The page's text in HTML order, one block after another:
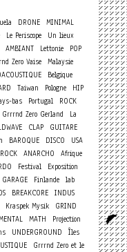
DRONE MINIMAL
Le Periscope
Un lieux
AMBIANT Lettonie
POP
Zero Vaise
Malaysie
Belgique
Taiwan Pologne
HIP
bas Portugal
ROCK
Grrrnd Zero Gerland
La
CLAP
GUITARE
BAROQUE DISCO
USA
ANARCHO
Afrique
Festival
Exposition
GARAGE Finlande
lab
BREAKCORE
INDUS
Kraspek Mysik
GRIND
MATH
Projection
UNDERGROUND
Îles
Grrrnd Zero et le